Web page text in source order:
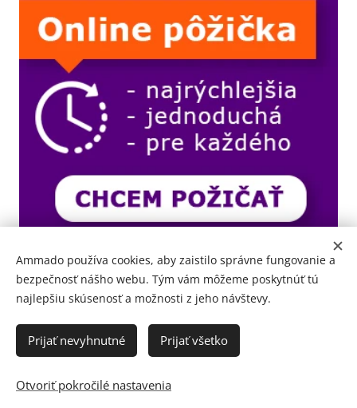
Ammado používa cookies, aby zaistilo správne fungovanie a
bezpečnosť nášho webu. Tým vám môžeme poskytnúť tú
najlepšiu skúsenosť a možnosti z jeho návštevy.
Prijať nevyhnutné Prijať všetko
Otvoriť pokročilé nastavenia